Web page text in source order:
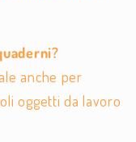
anche per
oggetti da lavoro